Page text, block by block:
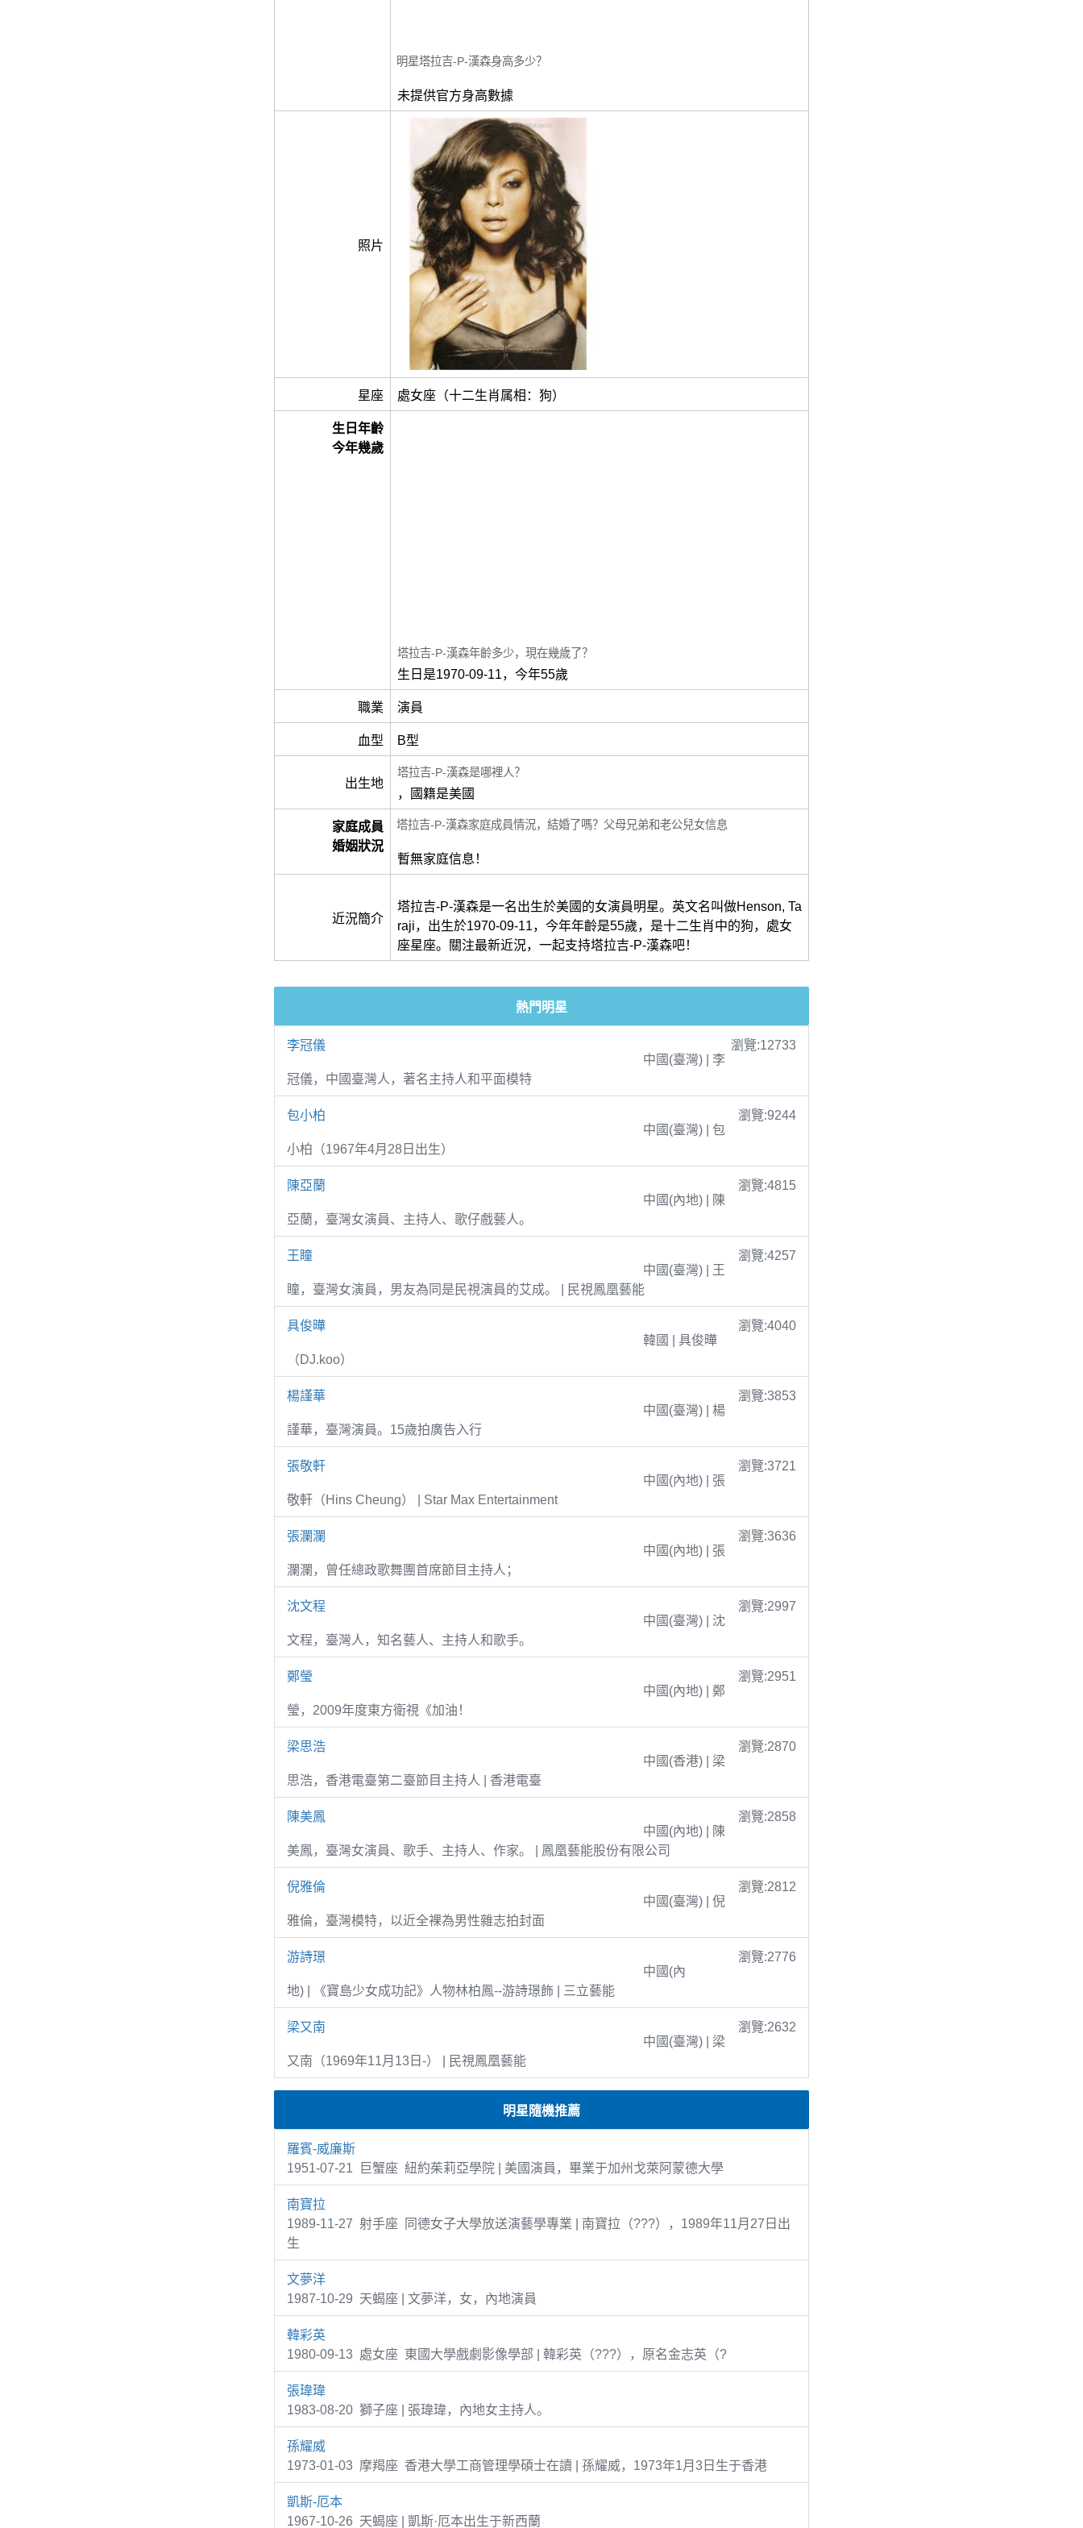
明星塔拉吉-P-漢森身高多少？
未提供官方身高數據
照片
星座 處女座（十二生肖属相：狗）
生日年齡
今年幾歲
塔拉吉-P-漢森年齡多少，現在幾歲了？
生日是1970-09-11，今年55歲
職業 演員
血型 B型
出生地
塔拉吉-P-漢森是哪裡人？
，國籍是美國
家庭成員
婚姻狀況
塔拉吉-P-漢森家庭成員情況，結婚了嗎？父母兄弟和老公兒女信息
暫無家庭信息！
近況簡介
塔拉吉-P-漢森是一名出生於美國的女演員明星。英文名叫做Henson, Ta
raji，出生於1970-09-11，今年年齡是55歲，是十二生肖中的狗，處女
座星座。關注最新近況，一起支持塔拉吉-P-漢森吧！
熱門明星
李冠儀
瀏覽:12733
中國(臺灣) | 李
冠儀，中國臺灣人，著名主持人和平面模特
包小柏
瀏覽:9244
中國(臺灣) | 包
小柏（1967年4月28日出生）
陳亞蘭
瀏覽:4815
中國(內地) | 陳
亞蘭，臺灣女演員、主持人、歌仔戲藝人。
王瞳
瀏覽:4257
中國(臺灣) | 王
瞳，臺灣女演員，男友為同是民視演員的艾成。 | 民視鳳凰藝能
具俊曄
瀏覽:4040
韓國 | 具俊曄
（DJ.koo）
楊謹華
瀏覽:3853
中國(臺灣) | 楊
謹華，臺灣演員。15歲拍廣告入行
張敬軒
瀏覽:3721
中國(內地) | 張
敬軒（Hins Cheung） | Star Max Entertainment
張瀾瀾
瀏覽:3636
中國(內地) | 張
瀾瀾，曾任總政歌舞團首席節目主持人；
沈文程
瀏覽:2997
中國(臺灣) | 沈
文程，臺灣人，知名藝人、主持人和歌手。
鄭瑩
瀏覽:2951
中國(內地) | 鄭
瑩，2009年度東方衛視《加油！
梁思浩
瀏覽:2870
中國(香港) | 梁
思浩，香港電臺第二臺節目主持人 | 香港電臺
陳美鳳
瀏覽:2858
中國(內地) | 陳
美鳳，臺灣女演員、歌手、主持人、作家。 | 鳳凰藝能股份有限公司
倪雅倫
瀏覽:2812
中國(臺灣) | 倪
雅倫，臺灣模特，以近全裸為男性雜志拍封面
游詩璟
瀏覽:2776
中國(內
地) | 《寶島少女成功記》人物林柏鳳--游詩璟飾 | 三立藝能
梁又南
瀏覽:2632
中國(臺灣) | 梁
又南（1969年11月13日-） | 民視鳳凰藝能
明星隨機推薦
羅賓-威廉斯
1951-07-21 巨蟹座 紐約茱莉亞學院 | 美國演員，畢業于加州戈萊阿蒙德大學
南寶拉
1989-11-27 射手座 同德女子大學放送演藝學專業 | 南寶拉（???），1989年11月27日出
生
文夢洋
1987-10-29 天蝎座 | 文夢洋，女，內地演員
韓彩英
1980-09-13 處女座 東國大學戲劇影像學部 | 韓彩英（???），原名金志英（?
張瑋瑋
1983-08-20 獅子座 | 張瑋瑋，內地女主持人。
孫耀威
1973-01-03 摩羯座 香港大學工商管理學碩士在讀 | 孫耀威，1973年1月3日生于香港
凱斯-厄本
1967-10-26 天蝎座 | 凱斯·厄本出生于新西蘭